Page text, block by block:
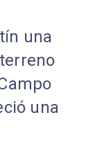
una
una